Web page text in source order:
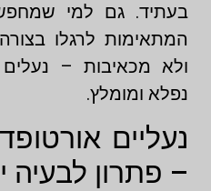
בעתיד. גם למי שמחפש
המתאימות לרגלו
ולא מכאיבות – נעלים
נפלא ומומלץ.
נעליים
– פתרון לבעיה